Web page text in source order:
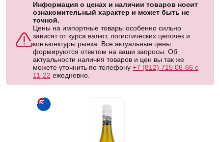
Информация о ценах и наличии товаров носит
ознакомительный характер и может быть не
точной.
Цены на импортные товары особенно сильно
зависят от курса валют, логистических цепочек и
конъюнктуры рынка. Все актуальные цены
формируются ответом на ваши запросы. Об
актуальности наличия товаров и цен вы так же
можете уточнить по телефону +7 (812) 715 06-66 с
11-22 ежедневно.